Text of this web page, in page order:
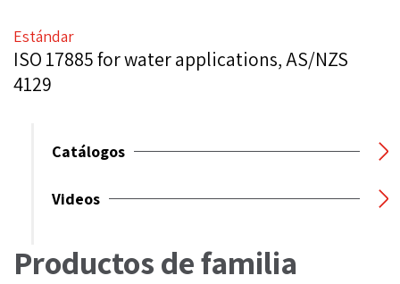
Estándar
ISO 17885 for water applications, AS/NZS
4129
Catálogos
Videos
Productos de familia